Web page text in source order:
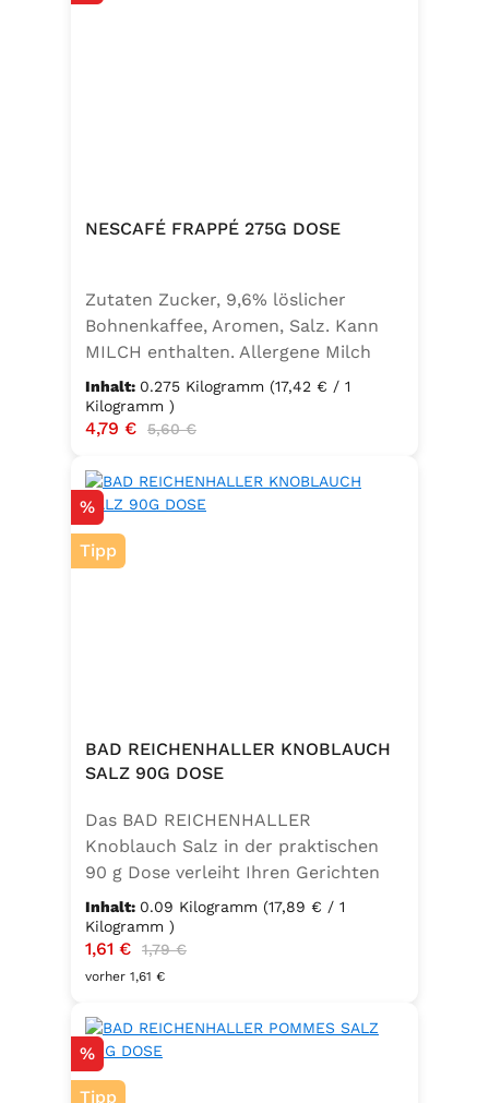
NESCAFÉ FRAPPÉ 275G DOSE
Zutaten Zucker, 9,6% löslicher
Bohnenkaffee, Aromen, Salz. Kann
MILCH enthalten. Allergene Milch
und daraus gewonnene Erzeugnisse
Inhalt: 0.275 Kilogramm (17,42 € / 1
Kilogramm )
Verkaufspreis:
4,79 € Regulärer Preis:
5,60 €
Rabatt
%
Tipp
BAD REICHENHALLER KNOBLAUCH
SALZ 90G DOSE
Das BAD REICHENHALLER
Knoblauch Salz in der praktischen
90 g Dose verleiht Ihren Gerichten
einen vollmundigen, aromatischen
Knoblauchgeschmack. Hergestellt
ohne Geschmacksverstärker, zu 100
% vegan und glutenfrei – ideal für
zum Würzen von Pasta, Fleisch,
Fisch, Gemüse und mediterranen
Speisen. Zutaten:Siedesalz, 10 %
Inhalt: 0.09 Kilogramm (17,89 € / 1
Kilogramm )
Verkaufspreis:
1,61 € Regulärer Preis:
1,79 €
vorher 1,61 €
Rabatt
%
Tipp